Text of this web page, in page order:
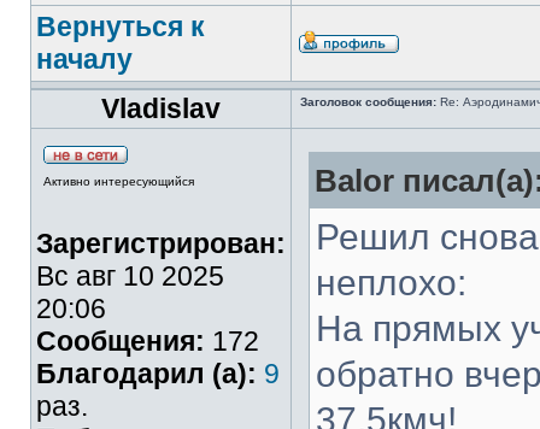
Вернуться к
началу
Vladislav
Заголовок сообщения: Re:
Активно интересующийся
Зарегистрирован:
Вс авг 10 2025
20:06
Сообщения: 172
Благодарил (а): 9
раз.
Balor
Решил снова
неплохо:
На прямых
обратно
37.5кмч!